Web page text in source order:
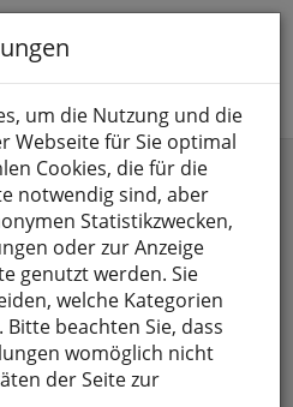
anmelden
um die Nutzung und die
Webseite für Sie optimal
Cookies, die für die
notwendig sind, aber
Statistikzwecken,
oder zur Anzeige
genutzt werden. Sie
welche Kategorien
beachten Sie, dass
womöglich nicht
der Seite zur